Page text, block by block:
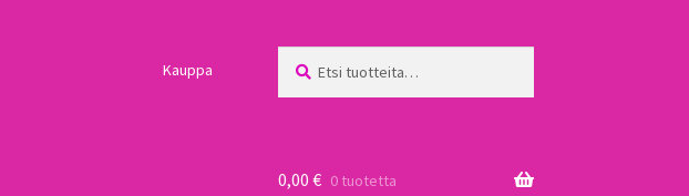
Kauppa
0,00 € 0 tuotetta